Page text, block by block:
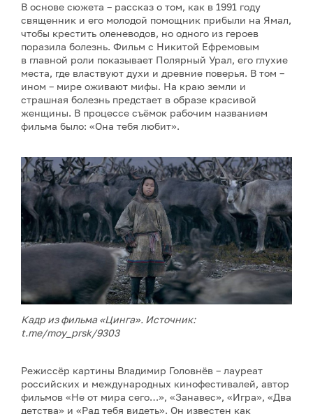
В основе сюжета – рассказ о том, как в 1991 году
священник и его молодой помощник прибыли на Ямал,
чтобы крестить оленеводов, но одного из героев
поразила болезнь. Фильм с Никитой Ефремовым
в главной роли показывает Полярный Урал, его глухие
места, где властвуют духи и древние поверья. В том –
ином – мире оживают мифы. На краю земли и
страшная болезнь предстает в образе красивой
женщины. В процессе съёмок рабочим названием
фильма было: «Она тебя любит».
Кадр из фильма «Цинга». Источник:
t.me/moy_prsk/9303
Режиссёр картины Владимир Головнёв – лауреат
российских и международных кинофестивалей, автор
фильмов «Не от мира сего…», «Занавес», «Игра», «Два
детства» и «Рад тебя видеть». Он известен как